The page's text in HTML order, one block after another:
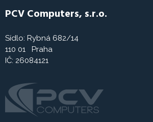
PCV Computers, s.r.o.
Sídlo: Rybná 682/14
110 01 Praha
IČ: 26084121